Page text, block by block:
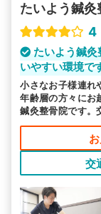
駅か
たいよう鍼
4
たいよう鍼
いやすい環境で
小さなお子様連れ
年齢層の方々にお
鍼灸整骨院です。
つきましても対応
交